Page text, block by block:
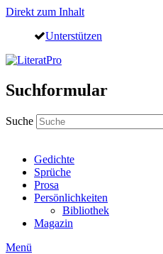
Direkt zum Inhalt
Unterstützen
Suchformular
Suche
Gedichte
Sprüche
Prosa
Persönlichkeiten
Bibliothek
Magazin
Menü